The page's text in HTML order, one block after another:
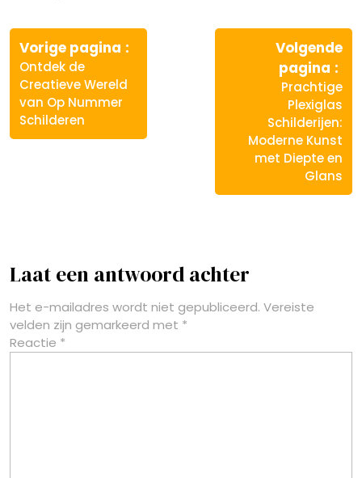
Berichtnavigatie
Vorige pagina
Ontdek de
Creatieve Wereld
van Op Nummer
Schilderen
Volgende
pagina
Prachtige
Plexiglas
Schilderijen:
Moderne Kunst
met Diepte en
Glans
Laat een antwoord achter
Het e-mailadres wordt niet gepubliceerd. Vereiste
velden zijn gemarkeerd met *
Reactie *